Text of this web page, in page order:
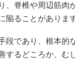
、脊椎や周辺筋肉
陥ることがあります
段であり、根本的
るどころか、む